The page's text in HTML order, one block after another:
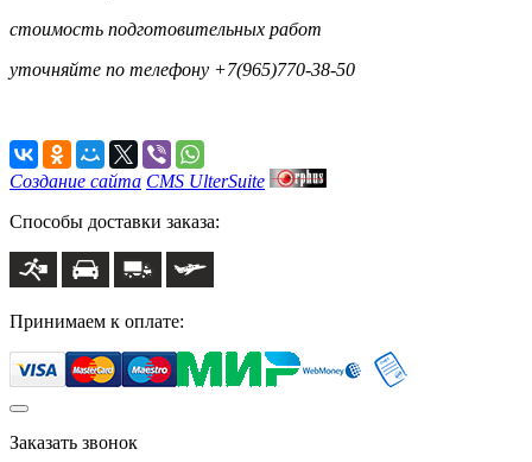
стоимость подготовительных работ
уточняйте по телефону +7(965)770-38-50
Создание сайта CMS UlterSuite
Способы доставки заказа:
Принимаем к оплате:
Заказать звонок